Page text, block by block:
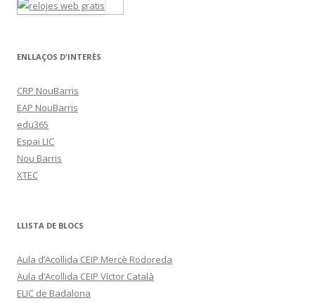
ENLLAÇOS D'INTERÈS
CRP NouBarris
EAP NouBarris
edu365
Espai LIC
Nou Barris
XTEC
LLISTA DE BLOCS
Aula d’Acollida CEIP Mercè Rodoreda
Aula d’Acollida CEIP Víctor Català
ELIC de Badalona